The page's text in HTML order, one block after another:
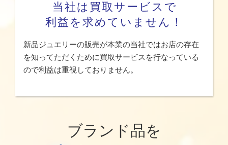
当社は買取サービスで
利益を求めていません！
新品ジュエリーの販売が本業の当社ではお店の存在
を知ってただくために買取サービスを行なっている
ので利益は重視しておりません。
ブランド品を